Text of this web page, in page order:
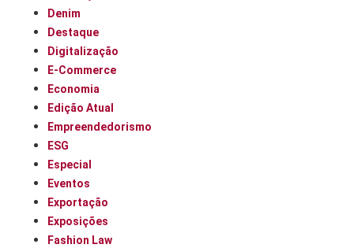
Denim
Destaque
Digitalização
E-Commerce
Economia
Edição Atual
Empreendedorismo
ESG
Especial
Eventos
Exportação
Exposições
Fashion Law